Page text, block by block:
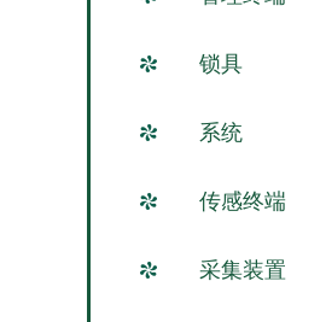
锁具
系统
传感终端
采集装置